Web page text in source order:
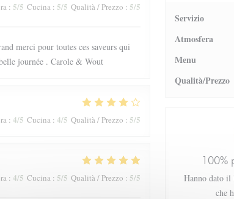
: 5/5 Cucina : 5/5 Qualità / Prezzo : 5/5
merci pour toutes ces saveurs qui
journée . Carole & Wout
: 4/5 Cucina : 4/5 Qualità / Prezzo : 5/5
: 4/5 Cucina : 5/5 Qualità / Prezzo : 5/5
Servizio
Atmosfera
Menu
Qualità/Prezzo
100%
Hanno dato
che